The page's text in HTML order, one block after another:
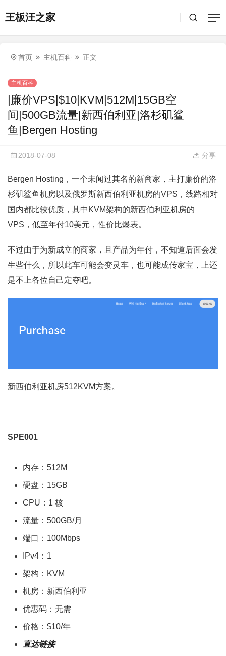
王板汪之家
首页 主机百科 正文
主机百科
|廉价VPS|$10|KVM|512M|15GB空
间|500GB流量|新西伯利亚|洛杉矶鲨
鱼|Bergen Hosting
2018-07-08 分享
Bergen Hosting，一个未闻过其名的新商家，主打廉价的洛
杉矶鲨鱼机房以及俄罗斯新西伯利亚机房的VPS，线路相对
国内都比较优质，其中KVM架构的新西伯利亚机房的
VPS，低至年付10美元，性价比爆表。
不过由于为新成立的商家，且产品为年付，不知道后面会发
生些什么，所以此车可能会变灵车，也可能成传家宝，上还
是不上各位自己定夺吧。
新西伯利亚机房512KVM方案。
SPE001
内存：512M
硬盘：15GB
CPU：1 核
流量：500GB/月
端口：100Mbps
IPv4：1
架构：KVM
机房：新西伯利亚
优惠码：无需
价格：$10/年
直达链接